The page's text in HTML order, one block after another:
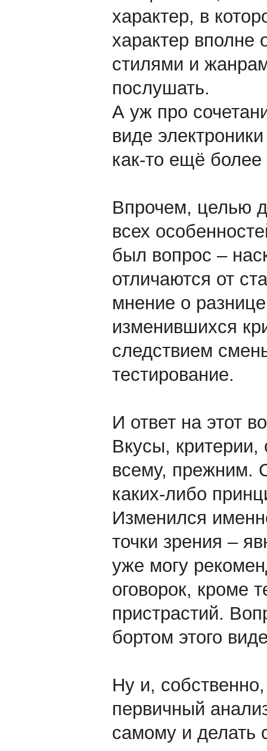
характер, в
характер вполне
стилями и
послушать.
А уж про
виде
как-то ещё
Впрочем, целью
всех
был вопрос –
отличаются от
мнение о
изменившихся
следствием
тестирование.
И ответ на этот
Вкусы, критерии,
всему, прежним.
каких-либо
Изменился
точки зрения –
уже могу
оговорок, кроме
пристрастий.
бортом этого
Ну и,
первичный
самому и делать